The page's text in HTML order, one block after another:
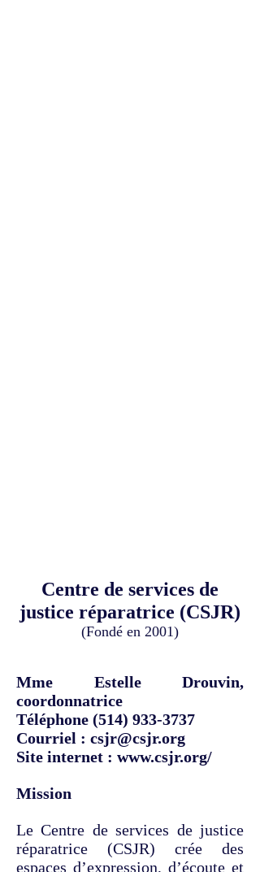
Centre de services de
justice réparatrice (CSJR)
(Fondé en 2001)
Mme Estelle Drouvin,
coordonnatrice
Téléphone (514) 933-3737
Courriel : csjr@csjr.org
Site internet : www.csjr.org/
Mission
Le Centre de services de justice
réparatrice (CSJR) crée des
espaces d’expression, d’écoute et